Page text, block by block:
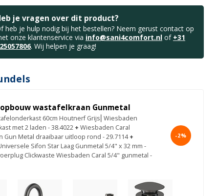
je vragen over dit product?
heb je hulp nodig bij het bestellen? Neem gerust contact op
onze klantenservice via info@sani4comfort.nl of +31
. Wij helpen je graag!
wastafelkraan Gunmetal
60cm Houtnerf Grijs⎢Wiesbaden
met 2 laden - 38.4022 + Wiesbaden Caral
Gun Metal draaibaar uitloop rond - 29.7114 +
Sifon Star Laag Gunmetal 5/4" x 32 mm -
Clickwaste Wiesbaden Caral 5/4" gunmetal -
-2%